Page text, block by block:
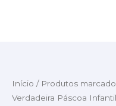
Início / Produtos
Verdadeira Páscoa